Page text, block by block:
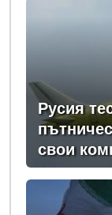
Русия
свои